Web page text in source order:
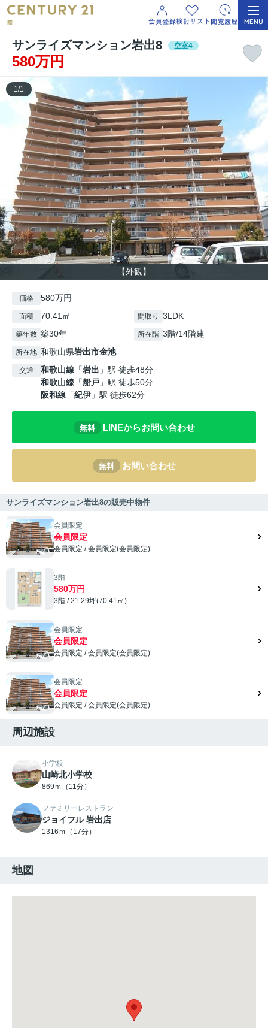
サンライズマンション岩出8 空室4
580万円
【外観】
1/1
価格 580万円
面積 70.41㎡ 間取り 3LDK
築年数 築30年 所在階 3階/14階建
所在地 和歌山県岩出市金池
交通 和歌山線 「岩出 」駅 徒歩48分
和歌山線 「船戸 」駅 徒歩50分
阪和線 「紀伊 」駅 徒歩62分
無料 LINEからお問い合わせ
無料 お問い合わせ
サンライズマンション岩出8の販売中物件
会員限定">
会員限定
会員限定
会員限定 /会員限定(会員限定)
3階
580万円
3階 / 21.29坪(70.41㎡)
会員限定">
会員限定
会員限定
会員限定 /会員限定(会員限定)
会員限定
会員限定
会員限定 /会員限定(会員限定)
周辺施設
小学校
山崎北小学校
869ｍ（11分）
ファミリーレストラン
ジョイフル 岩出店
1316ｍ（17分）
地図